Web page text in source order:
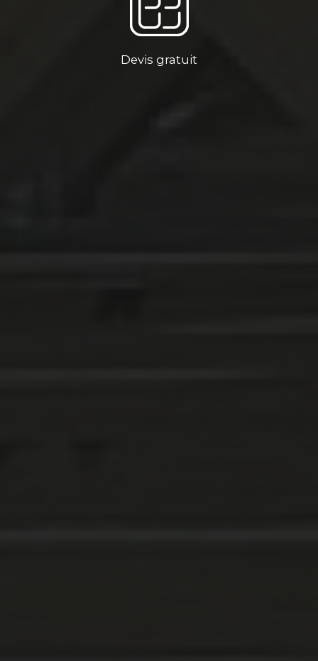
Devis gratuit